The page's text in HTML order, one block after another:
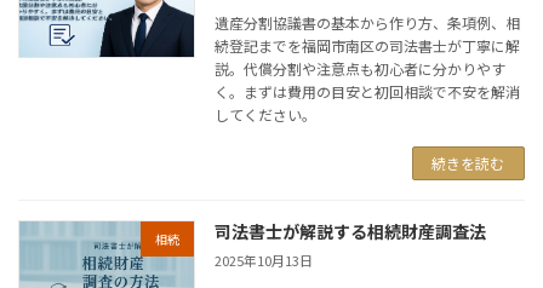
遺産分割協議書の基本から作り方、条項例、相
続登記までを福岡市南区の司法書士が丁寧に解
説。代償分割や注意点も初心者に分かりやす
く。まずは費用の目安と初回相談で不安を解消
してください。
続きを読む
相続 司法書士が解説する相続財産調査法
2025年10月13日